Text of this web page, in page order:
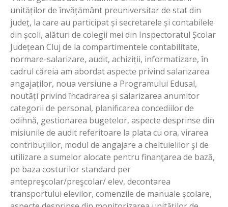
unităților de învățământ preuniversitar de stat din
județ, la care au participat și secretarele și contabilele
din școli, alături de colegii mei din Inspectoratul Școlar
Județean Cluj de la compartimentele contabilitate,
normare-salarizare, audit, achiziții, informatizare, în
cadrul căreia am abordat aspecte privind salarizarea
angajaților, noua versiune a Programului Edusal,
noutăți privind încadrarea și salarizarea anumitor
categorii de personal, planificarea concediilor de
odihnă, gestionarea bugetelor, aspecte desprinse din
misiunile de audit referitoare la plata cu ora, virarea
contribuțiilor, modul de angajare a cheltuielilor şi de
utilizare a sumelor alocate pentru finanţarea de bază,
pe baza costurilor standard per
antepreşcolar/preşcolar/ elev, decontarea
transportului elevilor, comenzile de manuale școlare,